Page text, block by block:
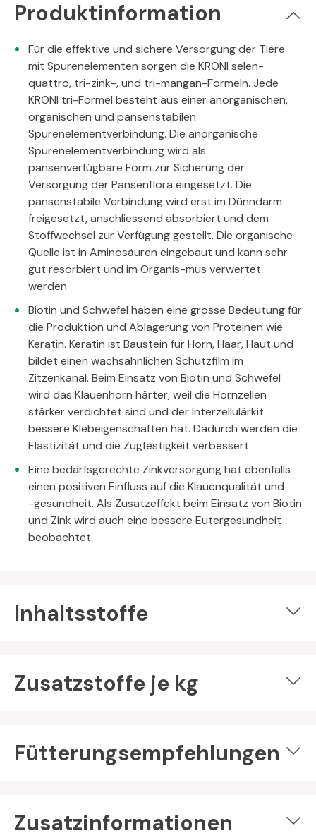
Produktinformation
Für die effektive und sichere Versorgung der Tiere
mit Spurenelementen sorgen die KRONI selen-
quattro, tri-zink-, und tri-mangan-Formeln. Jede
KRONI tri-Formel besteht aus einer anorganischen,
organischen und pansenstabilen
Spurenelementverbindung. Die anorganische
Spurenelementverbindung wird als
pansenverfügbare Form zur Sicherung der
Versorgung der Pansenflora eingesetzt. Die
pansenstabile Verbindung wird erst im Dünndarm
freigesetzt, anschliessend absorbiert und dem
Stoffwechsel zur Verfügung gestellt. Die organische
Quelle ist in Aminosäuren eingebaut und kann sehr
gut resorbiert und im Organis-mus verwertet
werden
Biotin und Schwefel haben eine grosse Bedeutung für
die Produktion und Ablagerung von Proteinen wie
Keratin. Keratin ist Baustein für Horn, Haar, Haut und
bildet einen wachsähnlichen Schutzfilm im
Zitzenkanal. Beim Einsatz von Biotin und Schwefel
wird das Klauenhorn härter, weil die Hornzellen
stärker verdichtet sind und der Interzellulärkit
bessere Klebeigenschaften hat. Dadurch werden die
Elastizität und die Zugfestigkeit verbessert.
Eine bedarfsgerechte Zinkversorgung hat ebenfalls
einen positiven Einfluss auf die Klauenqualität und
-gesundheit. Als Zusatzeffekt beim Einsatz von Biotin
und Zink wird auch eine bessere Eutergesundheit
beobachtet
Inhaltsstoffe
Zusatzstoffe je kg
Fütterungsempfehlungen
Zusatzinformationen